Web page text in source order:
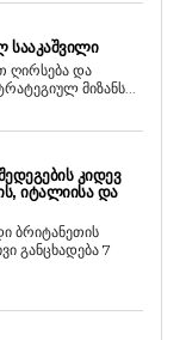
ᲡᲐᲐᲙᲐᲨᲕᲘᲚᲘ
ღირსება და
მიზანს...
ᲙᲘᲓᲔᲕ
ᲘᲢᲐᲚᲘᲘᲡᲐ ᲓᲐ
ბრიტანეთის
განცხადება 7